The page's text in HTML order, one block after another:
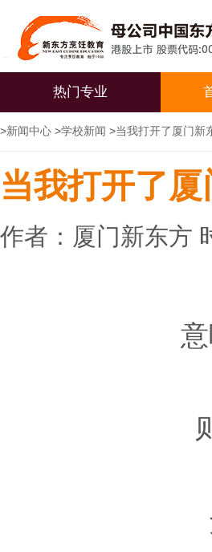
热门专业
>新闻中心 >学校新闻 >当我打开了厦门新
当我打开了
作者：厦门新东方